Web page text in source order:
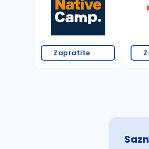
proverite pravopisne
povećajte radijus za
Zapratite